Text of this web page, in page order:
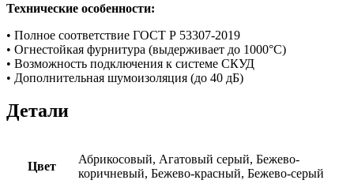
Технические особенности:
• Полное соответствие ГОСТ Р 53307-2019
• Огнестойкая фурнитура (выдерживает до 1000°С)
• Возможность подключения к системе СКУД
• Дополнительная шумоизоляция (до 40 дБ)
Детали
Цвет
Абрикосовый, Агатовый серый, Бежево-
коричневый, Бежево-красный, Бежево-серый